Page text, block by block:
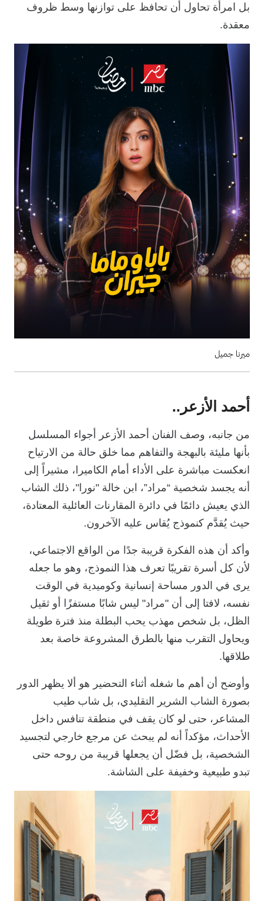
بل امرأة تحاول أن تحافظ على توازنها وسط ظروف
معقدة.
ميرنا جميل
أحمد الأزعر..
من جانبه، وصف الفنان أحمد الأزعر أجواء المسلسل
بأنها مليئة بالبهجة والتفاهم مما خلق حالة من الارتياح
انعكست مباشرة على الأداء أمام الكاميرا، مشيراً إلى
أنه يجسد شخصية “مراد”، ابن خالة "نورا"، ذلك الشاب
الذي يعيش دائمًا في دائرة المقارنات العائلية المعتادة،
حيث يُقدَّم كنموذج يُقاس عليه الآخرون.
وأكد أن هذه الفكرة قريبة جدًا من الواقع الاجتماعي،
لأن كل أسرة تقريبًا تعرف هذا النموذج، وهو ما جعله
يرى في الدور مساحة إنسانية وكوميدية في الوقت
نفسه، لافتا إلى أن "مراد" ليس شابًا مستفزًا أو ثقيل
الظل، بل شخص مهذب يحب البطلة منذ فترة طويلة
ويحاول التقرب منها بالطرق المشروعة خاصة بعد
طلاقها.
وأوضح أن أهم ما شغله أثناء التحضير هو ألا يظهر الدور
بصورة الشاب الشرير التقليدي، بل شاب طيب
المشاعر، حتى لو كان يقف في منطقة تنافس داخل
الأحداث، مؤكداً أنه لم يبحث عن مرجع خارجي لتجسيد
الشخصية، بل فضّل أن يجعلها قريبة من روحه حتى
تبدو طبيعية وخفيفة على الشاشة.